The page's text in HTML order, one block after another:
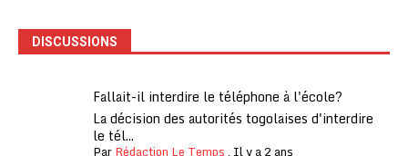
DISCUSSIONS
Fallait-il interdire le téléphone à l'école?
La décision des autorités togolaises d'interdire
le tél...
ParRédaction Le Temps, Il y a 2 ans